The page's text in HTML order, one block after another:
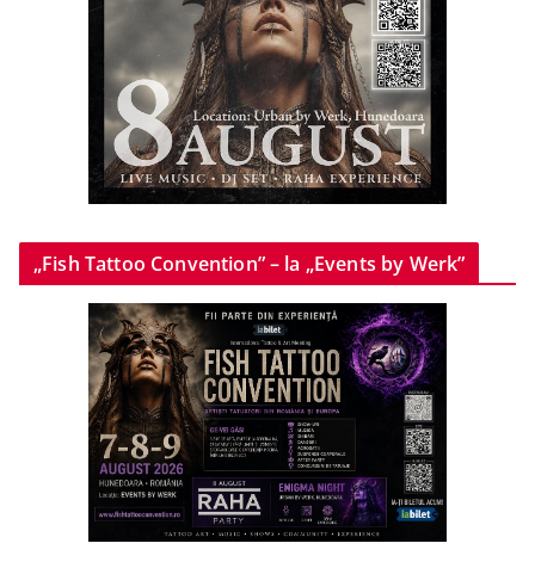
„Fish Tattoo Convention” – la „Events by Werk”